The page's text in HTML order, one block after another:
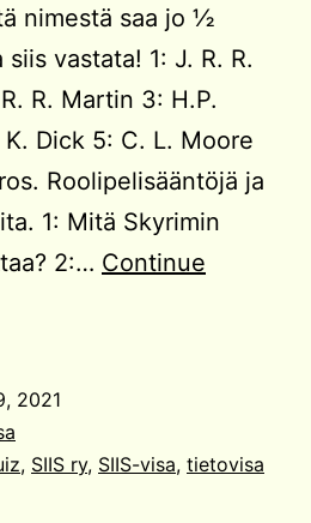
nimestä saa jo ½
vastata! 1: J. R. R.
R. Martin 3: H.P.
Dick 5: C. L. Moore
Roolipelisääntöjä ja
1: Mitä Skyrimin
2:… Continue
2021
, SIIS ry, SIIS-visa, tietovisa